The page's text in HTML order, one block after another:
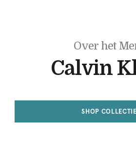
Over het
Calvin
SHOP COLLECTIE